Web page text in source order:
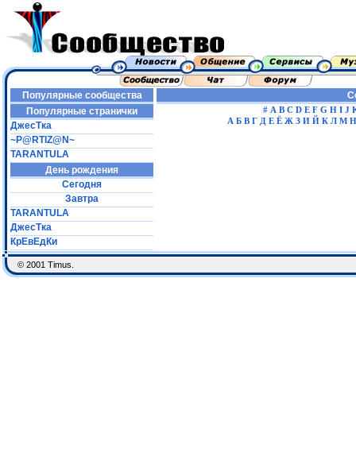
Популярные сообщества
Популярные странички
ДжесТка
~P@RTIZ@N~
TARANTULA
День рождения
Сегодня
Завтра
TARANTULA
ДжесТка
КрЕвЕдКи
# A B C D E F G H I J
А Б В Г Д Е Ё Ж З И Й К Л М Н
© 2001 Timus.